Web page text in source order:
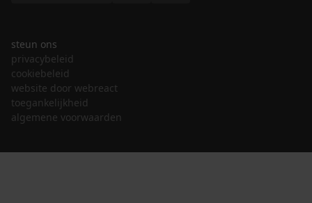
steun ons
privacybeleid
cookiebeleid
website door webreact
toegankelijkheid
algemene voorwaarden